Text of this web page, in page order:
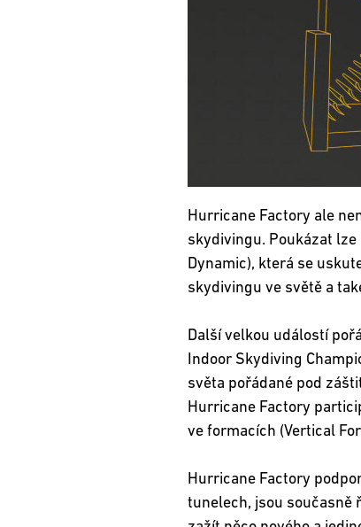
Hurricane Factory ale
skydivingu. Poukázat
Dynamic), která se
skydivingu ve světě a
Další velkou událostí
Indoor Skydiving
světa pořádané pod
Hurricane Factory
ve formacích (Vertical
Hurricane Factory
tunelech, jsou současně